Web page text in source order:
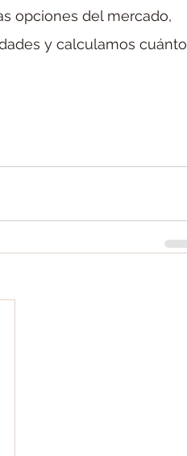
opciones del mercado,
y calculamos cuánto